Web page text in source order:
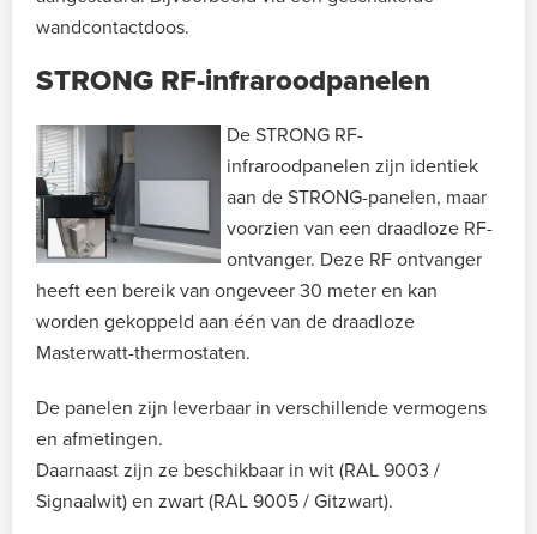
wandcontactdoos.
STRONG RF-infraroodpanelen
De STRONG RF-
infraroodpanelen zijn identiek
aan de STRONG-panelen, maar
voorzien van een draadloze RF-
ontvanger. Deze RF ontvanger
heeft een bereik van ongeveer 30 meter en kan
worden gekoppeld aan één van de draadloze
Masterwatt-thermostaten.
De panelen zijn leverbaar in verschillende vermogens
en afmetingen.
Daarnaast zijn ze beschikbaar in wit (RAL 9003 /
Signaalwit) en zwart (RAL 9005 / Gitzwart).